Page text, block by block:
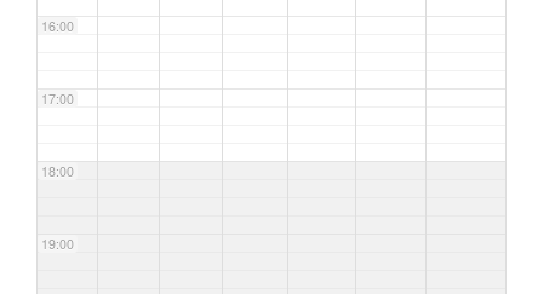
16:00
17:00
18:00
19:00